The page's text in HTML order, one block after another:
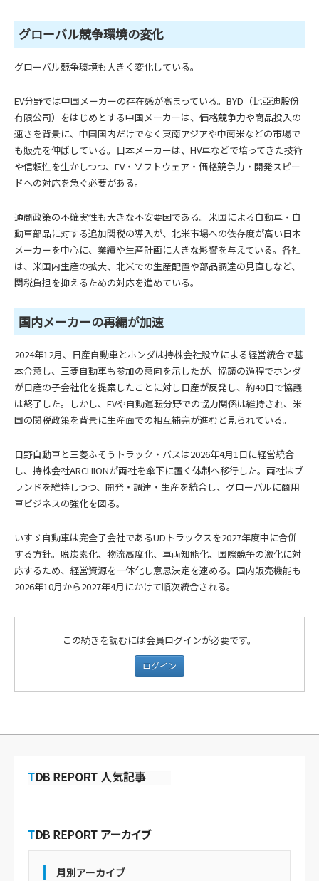
グローバル競争環境の変化
グローバル競争環境も大きく変化している。
EV分野では中国メーカーの存在感が高まっている。BYD（比亞迪股份
有限公司）をはじめとする中国メーカーは、価格競争力や商品投入の
速さを背景に、中国国内だけでなく東南アジアや中南米などの市場で
も販売を伸ばしている。日本メーカーは、HV車などで培ってきた技術
や信頼性を生かしつつ、EV・ソフトウェア・価格競争力・開発スピー
ドへの対応を急ぐ必要がある。
通商政策の不確実性も大きな不安要因である。米国による自動車・自
動車部品に対する追加関税の導入が、北米市場への依存度が高い日本
メーカーを中心に、業績や生産計画に大きな影響を与えている。各社
は、米国内生産の拡大、北米での生産配置や部品調達の見直しなど、
関税負担を抑えるための対応を進めている。
国内メーカーの再編が加速
2024年12月、日産自動車とホンダは持株会社設立による経営統合で基
本合意し、三菱自動車も参加の意向を示したが、協議の過程でホンダ
が日産の子会社化を提案したことに対し日産が反発し、約40日で協議
は終了した。しかし、EVや自動運転分野での協力関係は維持され、米
国の関税政策を背景に生産面での相互補完が進むと見られている。
日野自動車と三菱ふそうトラック・バスは2026年4月1日に経営統合
し、持株会社ARCHIONが両社を傘下に置く体制へ移行した。両社はブ
ランドを維持しつつ、開発・調達・生産を統合し、グローバルに商用
車ビジネスの強化を図る。
いすゞ自動車は完全子会社であるUDトラックスを2027年度中に合併
する方針。脱炭素化、物流高度化、車両知能化、国際競争の激化に対
応するため、経営資源を一体化し意思決定を速める。国内販売機能も
2026年10月から2027年4月にかけて順次統合される。
この続きを読むには会員ログインが必要です。
ログイン
月別アーカイブ